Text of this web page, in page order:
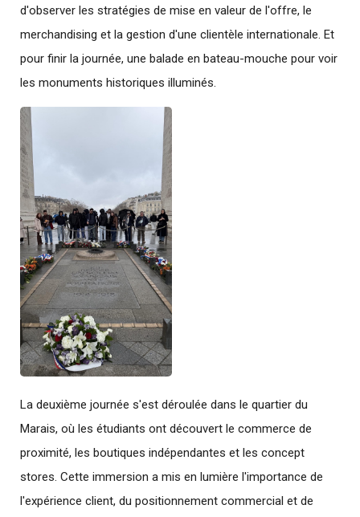
d'observer les stratégies de mise en valeur de l'offre, le
merchandising et la gestion d'une clientèle internationale. Et
pour finir la journée, une balade en bateau-mouche pour voir
les monuments historiques illuminés.
La deuxième journée s'est déroulée dans le quartier du
Marais, où les étudiants ont découvert le commerce de
proximité, les boutiques indépendantes et les concept
stores. Cette immersion a mis en lumière l'importance de
l'expérience client, du positionnement commercial et de